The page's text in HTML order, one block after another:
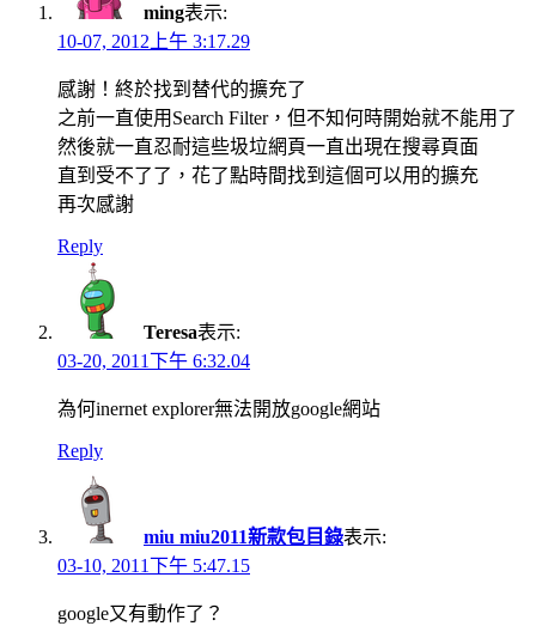
ming表示:
10-07, 2012上午 3:17.29
感謝！終於找到替代的擴充了
之前一直使用Search Filter，但不知何時開始就不能用了
然後就一直忍耐這些圾垃網頁一直出現在搜尋頁面
直到受不了了，花了點時間找到這個可以用的擴充
再次感謝
Reply
Teresa表示:
03-20, 2011下午 6:32.04
為何inernet explorer無法開放google網站
Reply
miu miu2011新款包目錄表示:
03-10, 2011下午 5:47.15
google又有動作了？